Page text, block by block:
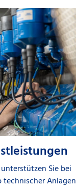
Sie bei
technischer Anlagen